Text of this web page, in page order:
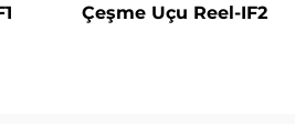
Çeşme Uçu Reel-IF2